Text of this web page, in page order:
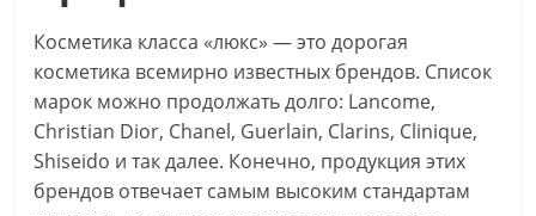
Косметика класса «люкс» — это дорогая
косметика всемирно известных брендов. Список
марок можно продолжать долго: Lancome,
Christian Dior, Chanel, Guerlain, Clarins, Clinique,
Shiseido и так далее. Конечно, продукция этих
брендов отвечает самым высоким стандартам